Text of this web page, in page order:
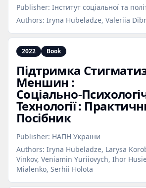
Publisher: Інститут соціальної та
Authors: Iryna Hubeladze, Valeriia
2022 Book
Підтримка
Меншин :
Технології :
Посібник
Publisher: НАПН України
Authors: Iryna Hubeladze, Larysa
Vinkov, Veniamin Yuriiovych, Ihor
Mialenko, Serhii Holota